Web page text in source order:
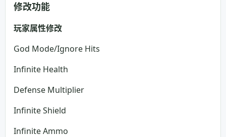
修改功能
玩家属性修改
God Mode/Ignore Hits
Infinite Health
Defense Multiplier
Infinite Shield
Infinite Ammo